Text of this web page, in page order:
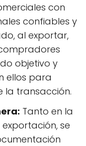
con
confiables y
al exportar,
objetivo y
ellos para
la transacción.
Tanto en la
se